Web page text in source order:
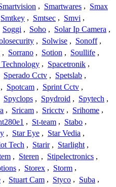
, Smartwares , Smax
Smtkey , Smtsec , Smvi ,
Soggi , Soho , Solar Ip Camera ,
, Solwise , Sonoff ,
, Sorrano , Sotion , Soullife ,
Technology , Spacetronik ,
Sperado Cctv , Spetslab ,
, Spotcam , Sprint Cctv ,
Spyclops , Spydroid , Spytech ,
, Sricam , Sricctv , Srihome ,
, St-team , Stabo ,
, Star Eye , Star Vedia ,
Tech , Starir , Starlight ,
, Steren , Stipelectronics ,
, Storex , Storm ,
, Stuart Cam , Styco , Suba ,